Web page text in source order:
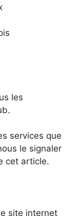
les
services que
le signaler
cet article.
site internet